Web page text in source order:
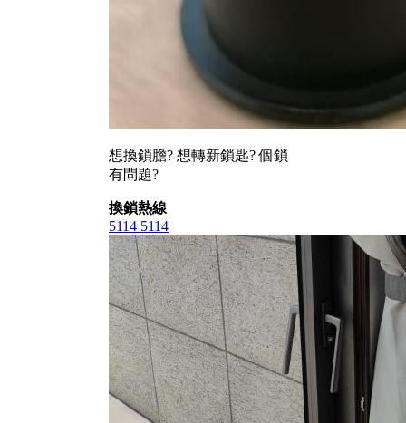
想換鎖膽? 想轉新鎖匙? 個鎖
有問題?
換鎖熱線
5114 5114